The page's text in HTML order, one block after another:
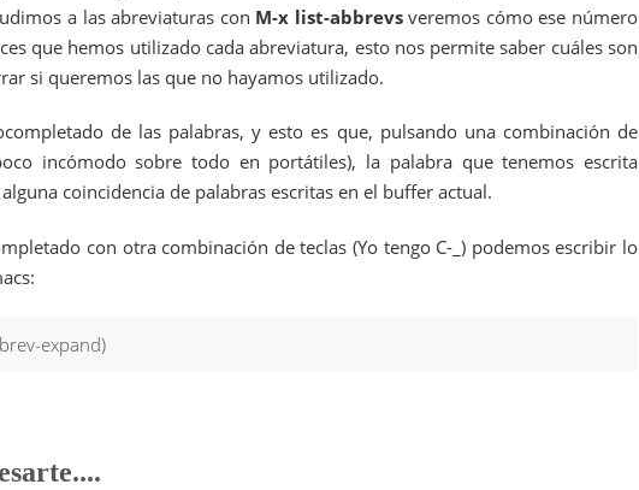
a las abreviaturas con M-x list-abbrevsveremos cómo ese número
que hemos utilizado cada abreviatura, esto nos permite saber cuáles son
si queremos las que no hayamos utilizado.
de las palabras, y esto es que, pulsando una combinación de
incómodo sobre todo en portátiles), la palabra que tenemos escrita
coincidencia de palabras escritas en el buffer actual.
con otra combinación de teclas (Yo tengo C-_) podemos escribir lo
expand)